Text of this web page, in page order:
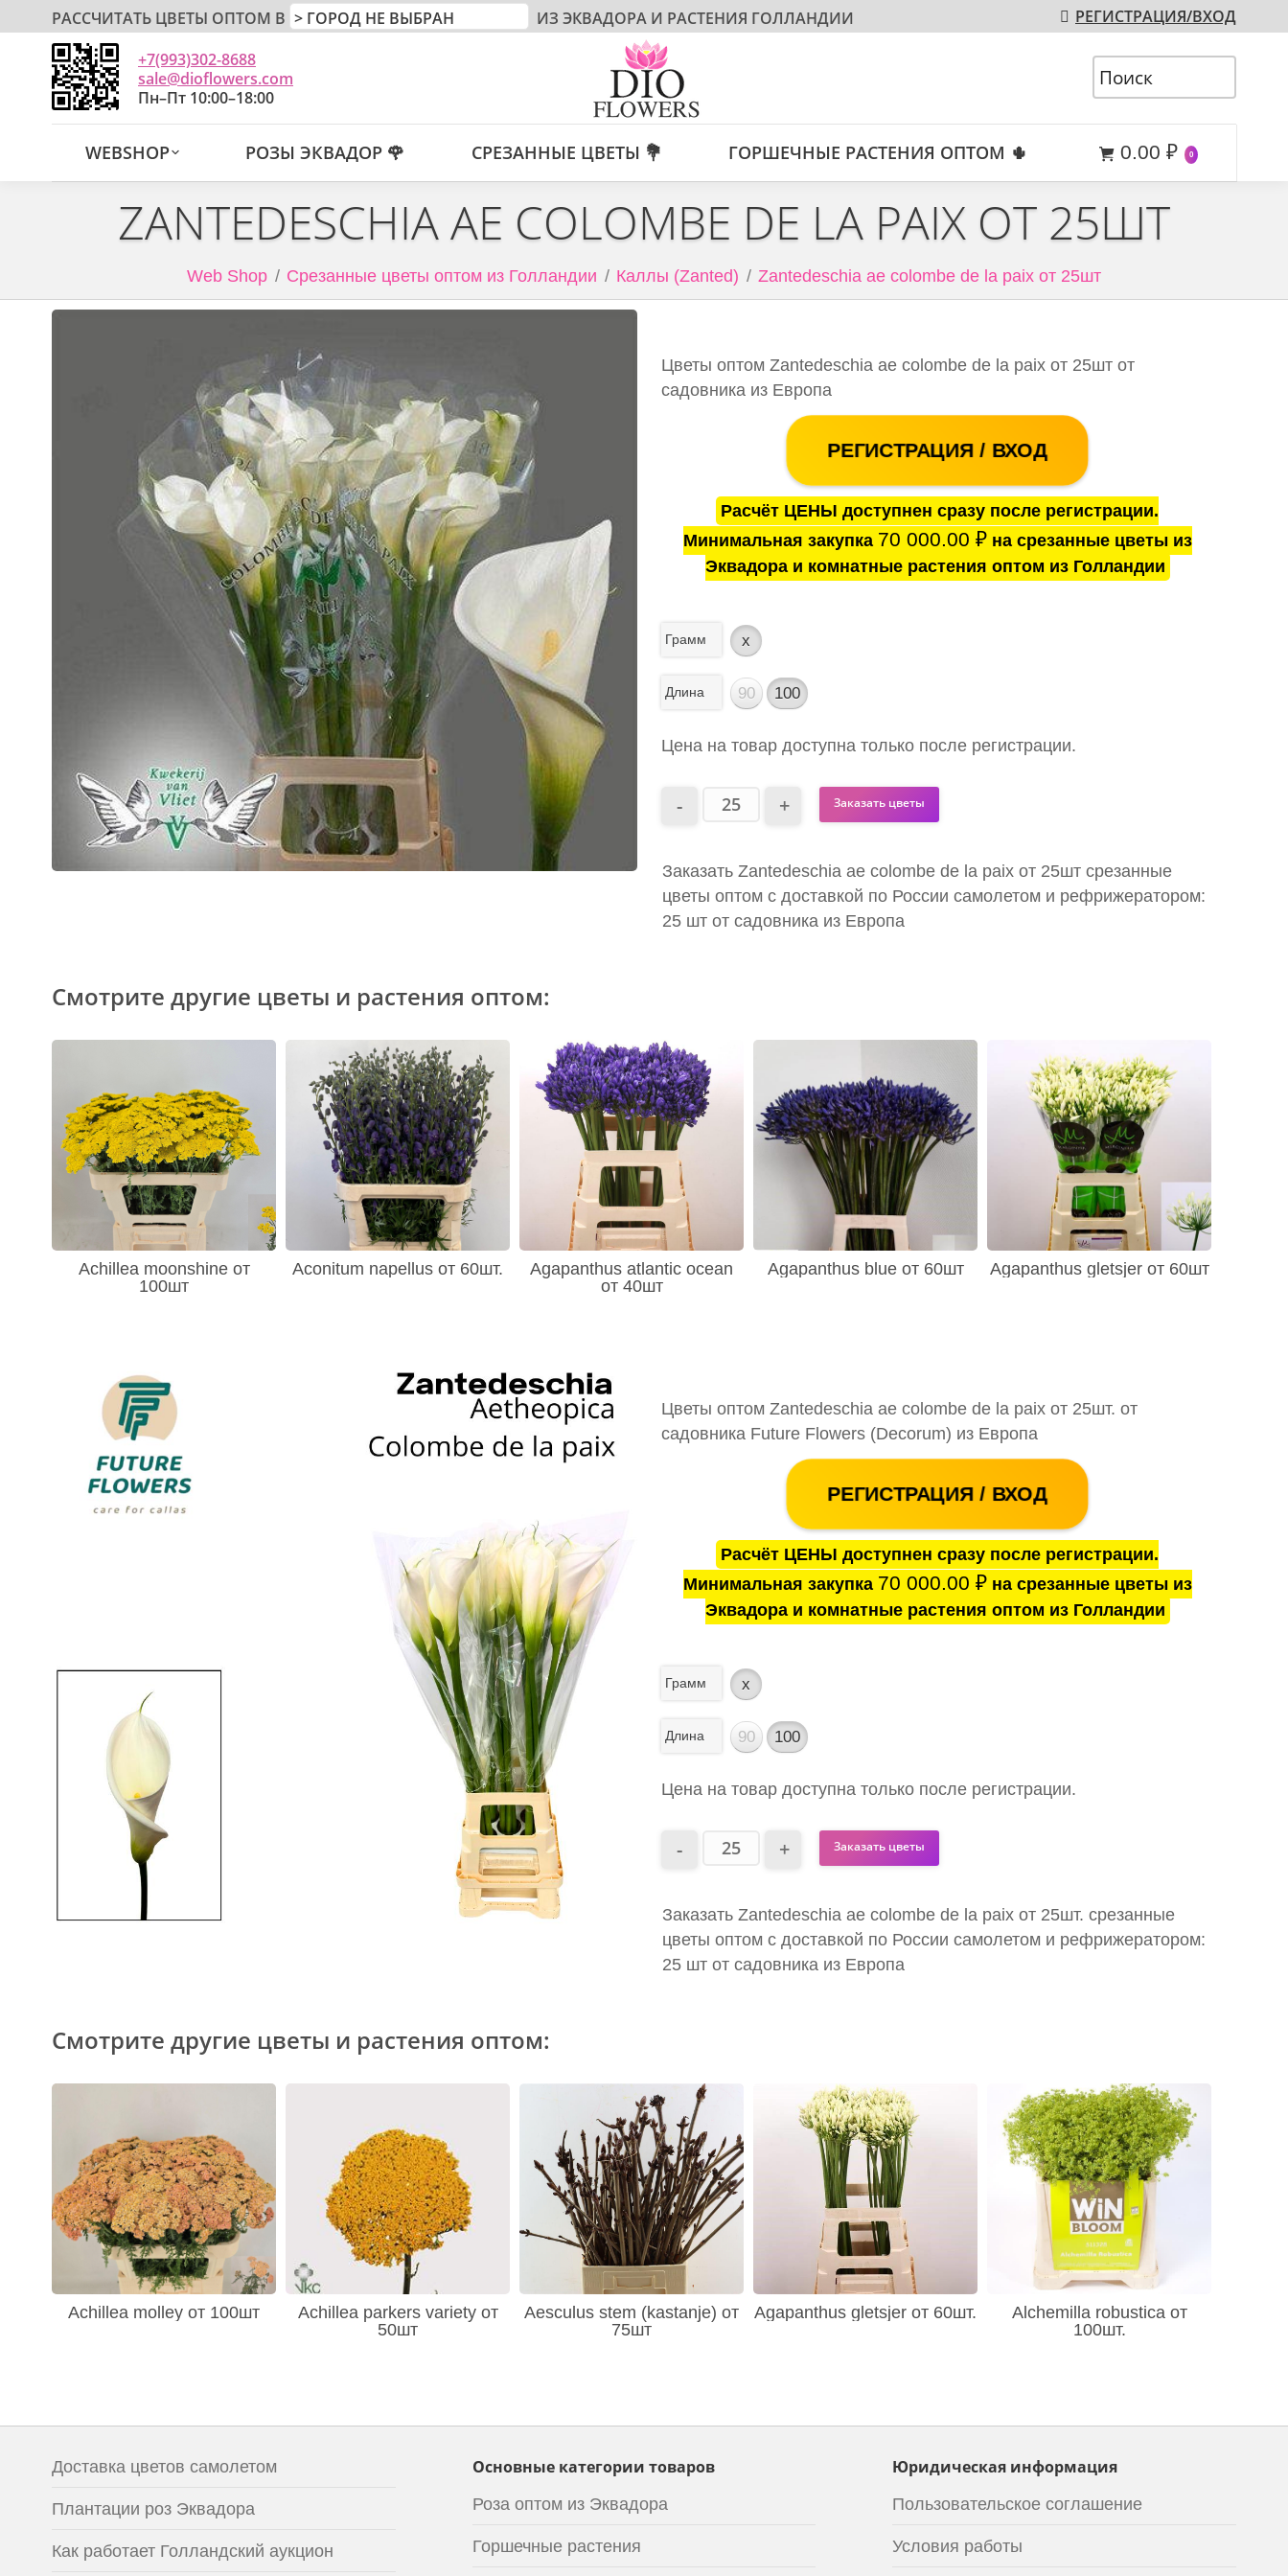
РАССЧИТАТЬ ЦВЕТЫ ОПТОМ В ИЗ ЭКВАДОРА И РАСТЕНИЯ ГОЛЛАНДИИ РЕГИСТРАЦИЯ/ВХОД
+7(993)302-8688
sale@dioflowers.com
Пн–Пт 10:00–18:00
WEBSHOP РОЗЫ ЭКВАДОР 🌹 СРЕЗАННЫЕ ЦВЕТЫ 💐 ГОРШЕЧНЫЕ РАСТЕНИЯ ОПТОМ 🌵 0.00 ₽ 0
ZANTEDESCHIA AE COLOMBE DE LA PAIX ОТ 25ШТ
Web Shop Срезанные цветы оптом из Голландии Каллы (Zanted) Zantedeschia ae colombe de la paix от 25шт
Цветы оптом Zantedeschia ae colombe de la paix от 25шт от
садовника из Европа
РЕГИСТРАЦИЯ / ВХОД
Расчёт ЦЕНЫ доступнен сразу после регистрации.
Минимальная закупка 70 000.00 ₽на срезанные цветы из
Эквадора и комнатные растения оптом из Голландии
Грамм x
Длина 90 100
Цена на товар доступна только после регистрации.
Заказать цветы
Заказать Zantedeschia ae colombe de la paix от 25шт срезанные
цветы оптом с доставкой по России самолетом и рефрижератором:
25 шт от садовника из Европа
Смотрите другие цветы и растения оптом:
Achillea moonshine от
100шт
Aconitum napellus от 60шт.
Agapanthus atlantic ocean
от 40шт
Agapanthus blue от 60шт Agapanthus gletsjer от 60шт
Цветы оптом Zantedeschia ae colombe de la paix от 25шт. от
садовника Future Flowers (Decorum) из Европа
РЕГИСТРАЦИЯ / ВХОД
Расчёт ЦЕНЫ доступнен сразу после регистрации.
Минимальная закупка 70 000.00 ₽на срезанные цветы из
Эквадора и комнатные растения оптом из Голландии
Грамм x
Длина 90 100
Цена на товар доступна только после регистрации.
Заказать цветы
Заказать Zantedeschia ae colombe de la paix от 25шт. срезанные
цветы оптом с доставкой по России самолетом и рефрижератором:
25 шт от садовника из Европа
Смотрите другие цветы и растения оптом:
Achillea molley от 100шт
Achillea parkers variety от
50шт
Aesculus stem (kastanje) от
75шт
Agapanthus gletsjer от 60шт.
Alchemilla robustica от
100шт.
Доставка цветов самолетом
Плантации роз Эквадора
Как работает Голландский аукцион
Основные категории товаров
Роза оптом из Эквадора
Горшечные растения
Юридическая информация
Пользовательское соглашение
Условия работы